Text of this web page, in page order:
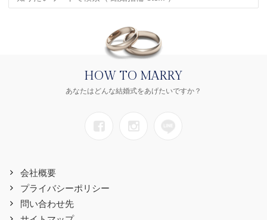
HOW TO MARRY
あなたはどんな結婚式をあげたいですか？
会社概要
プライバシーポリシー
問い合わせ先